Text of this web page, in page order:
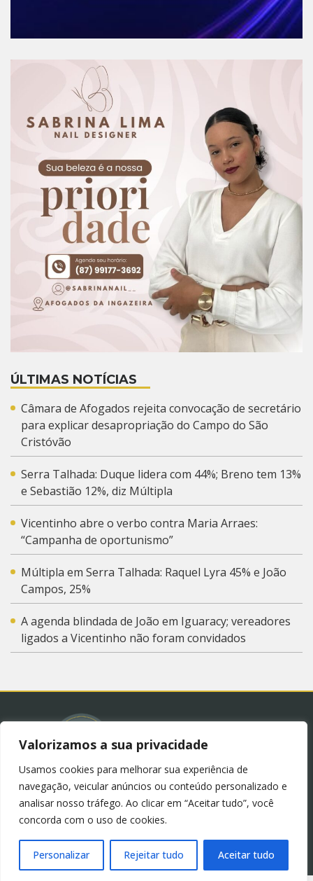
Valorizamos a sua privacidade
Usamos cookies para melhorar sua experiência de
navegação, veicular anúncios ou conteúdo personalizado e
analisar nosso tráfego. Ao clicar em “Aceitar tudo”, você
concorda com o uso de cookies.
Personalizar Rejeitar tudo Aceitar tudo
ÚLTIMAS NOTÍCIAS
Câmara de Afogados rejeita convocação de secretário
para explicar desapropriação do Campo do São
Cristóvão
Serra Talhada: Duque lidera com 44%; Breno tem 13%
e Sebastião 12%, diz Múltipla
Vicentinho abre o verbo contra Maria Arraes:
“Campanha de oportunismo”
Múltipla em Serra Talhada: Raquel Lyra 45% e João
Campos, 25%
A agenda blindada de João em Iguaracy; vereadores
ligados a Vicentinho não foram convidados
© 2023 – Blog Juliana Lima.Política de Privacidade
(LGPD)